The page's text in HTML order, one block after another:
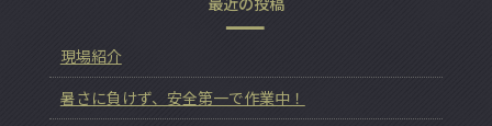
現場紹介
暑さに負けず、安全第一で作業中！